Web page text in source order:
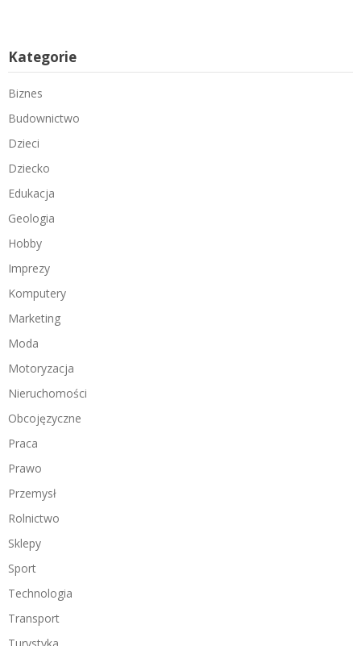
Kategorie
Biznes
Budownictwo
Dzieci
Dziecko
Edukacja
Geologia
Hobby
Imprezy
Komputery
Marketing
Moda
Motoryzacja
Nieruchomości
Obcojęzyczne
Praca
Prawo
Przemysł
Rolnictwo
Sklepy
Sport
Technologia
Transport